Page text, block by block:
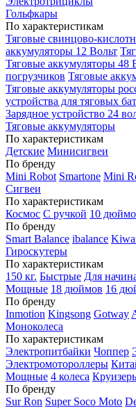
Гольфкары
По характеристикам
Тяговые свинцово-
аккумуляторы 12 Вольт
Тяговые аккумуляторы 48
погрузчиков Тяговые
Тяговые аккумуляторы
устройства для тяговых
Зарядное устройство 24
Тяговые аккумуляторы
По характеристикам
Детские Минисигвеи
По бренду
Mini Robot Smartone Mini
Сигвеи
По характеристикам
Космос С ручкой 10
По бренду
Smart Balance ibalance
Гироскутеры
По характеристикам
150 кг. Быстрые Для
Мощные 18 дюймов 16
По бренду
Inmotion Kingsong Gotway
Моноколеса
По характеристикам
Электропитбайки Чоппер
Электромотороллеры
Мощные 4 колеса
По бренду
Sur Ron Super Soco Moto